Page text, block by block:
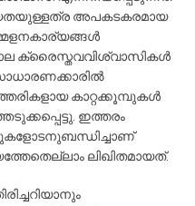
അപകടകരമായ
ക്രൈസ്തവവിശ്വാസികള്‍
കാറ്റക്കൂമ്പുകള്‍
ഇത്തരം
ലിഖിതമായത്.